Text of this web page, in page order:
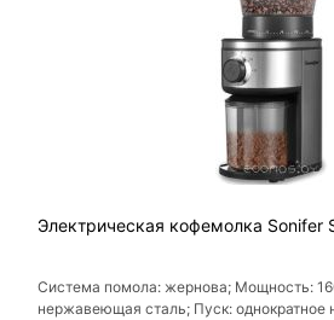
Электрическая кофемолка Sonifer
Система помола: жернова; Мощность:
нержавеющая сталь; Пуск: однократное